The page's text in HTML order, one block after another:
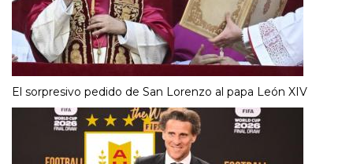
El sorpresivo pedido de San Lorenzo al papa León XIV